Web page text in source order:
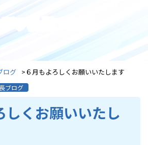
ザワ社長ブログ
ログ ６月もよろしくお願いいたします
ブログ
しくお願いいたし